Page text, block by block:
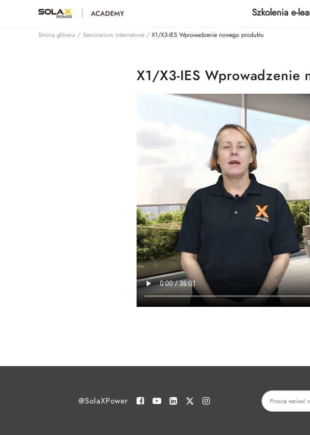
Szkolenia e-
Strona główna / Seminarium internetowe / X1/X3-IES Wprowadzenie nowego produktu
X1/X3-IES Wprowadzenie
@SolaXPower